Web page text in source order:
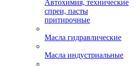
Автохимия, технические
спреи, пасты
притирочные
Масла гидравлические
Масла индустриальные